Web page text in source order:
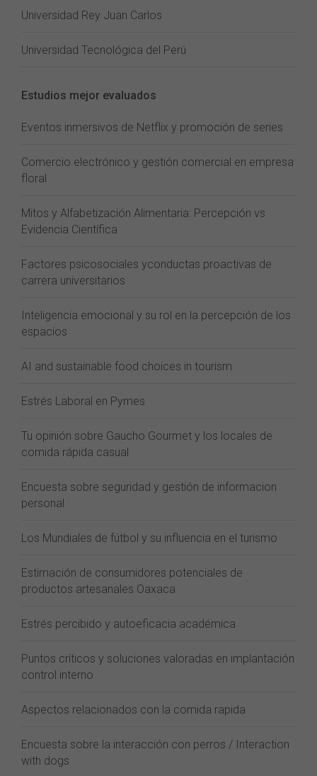
Universidad Rey Juan Carlos
Universidad Tecnológica del Perú
Estudios mejor evaluados
Eventos inmersivos de Netflix y promoción de series
Comercio electrónico y gestión comercial en empresa
floral
Mitos y Alfabetización Alimentaria: Percepción vs
Evidencia Científica
Factores psicosociales yconductas proactivas de
carrera universitarios
Inteligencia emocional y su rol en la percepción de los
espacios
AI and sustainable food choices in tourism
Estrés Laboral en Pymes
Tu opinión sobre Gaucho Gourmet y los locales de
comida rápida casual
Encuesta sobre seguridad y gestión de informacion
personal
Los Mundiales de fútbol y su influencia en el turismo
Estimación de consumidores potenciales de
productos artesanales Oaxaca
Estrés percibido y autoeficacia académica
Puntos críticos y soluciones valoradas en implantación
control interno
Aspectos relacionados con la comida rapida
Encuesta sobre la interacción con perros / Interaction
with dogs